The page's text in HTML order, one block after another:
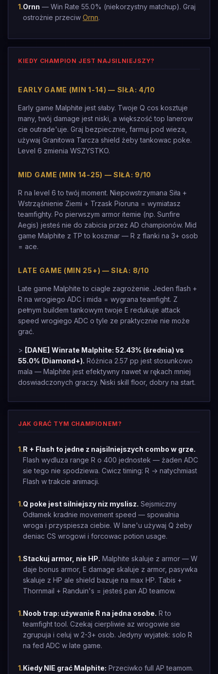
1.Ornn — Win Rate 55.0% (niekorzystny matchup). Graj
ostrożnie przeciw Ornn.
KIEDY CHAMPION JEST NAJSILNIEJSZY?
EARLY GAME (MIN 1-14) — SIŁA: 4/10
Early game Malphite jest słaby. Twoje Q cos kosztuje
many, twój damage jest niski, a większość top lanerow
cie outrade'uje. Graj bezpiecznie, farmuj pod wieza,
używaj Granitowa Tarcza shield żeby tankowac poke.
Level 6 zmienia WSZYSTKO.
MID GAME (MIN 14-25) — SIŁA: 9/10
R na level 6 to twój moment. Niepowstrzymana Siła +
Wstrząśnienie Ziemi + Trzask Pioruna = wymiatasz
teamfighty. Po pierwszym armor itemie (np. Sunfire
Aegis) jesteś nie do zabicia przez AD championów. Mid
game Malphite z TP to koszmar — R z flanki na 3+ osob
= ace.
LATE GAME (MIN 25+) — SIŁA: 8/10
Late game Malphite to ciagle zagrożenie. Jeden flash +
R na wrogiego ADC i mida = wygrana teamfight. Z
pełnym buildem tankowym twoje E redukuje attack
speed wrogiego ADC o tyle ze praktycznie nie może
grać.
> [DANE] Winrate Malphite: 52.43% (średnia) vs
55.0% (Diamond+). Różnica 2.57 pp jest stosunkowo
mala — Malphite jest efektywny nawet w rękach mniej
doswiadczonych graczy. Niski skill floor, dobry na start.
JAK GRAĆ TYM CHAMPIONEM?
1.R + Flash to jedne z najsilniejszych combo w grze.
Flash wydluza range R o 400 jednostek — żaden ADC
sie tego nie spodziewa. Cwicz timing: R -> natychmiast
Flash w trakcie animacji.
1.Q poke jest silniejszy niz myslisz. Sejsmiczny
Odłamek kradnie movement speed — spowalnia
wroga i przyspiesza ciebie. W lane'u używaj Q żeby
deniac CS wrogowi i forcowac potion usage.
1.Stackuj armor, nie HP. Malphite skaluje z armor — W
daje bonus armor, E damage skaluje z armor, pasywka
skaluje z HP ale shield bazuje na max HP. Tabis +
Thornmail + Randuin's = jesteś pan AD teamow.
1.Noob trap: używanie R na jedna osobe. R to
teamfight tool. Czekaj cierpliwie az wrogowie sie
zgrupuja i celuj w 2-3+ osob. Jedyny wyjatek: solo R
na fed ADC w late game.
1.Kiedy NIE grać Malphite: Przeciwko full AP teamom.